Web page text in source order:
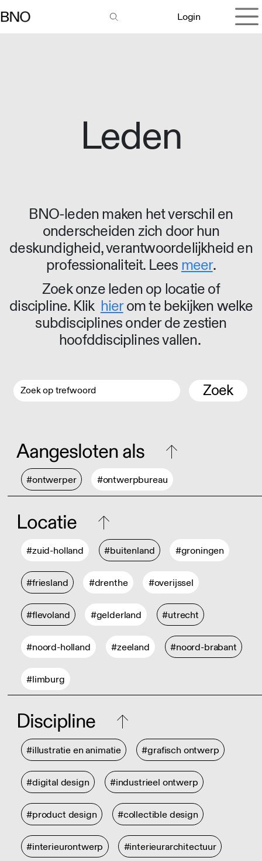
Login
Leden
BNO-leden maken het verschil en
onderscheiden zich door hun
deskundigheid, verantwoordelijkheid en
professionaliteit. Lees meer.
Zoek onze leden op locatie of
discipline. Klik hierom te bekijken welke
subdisciplines onder de zestien
hoofddisciplines vallen.
Zoek
Aangesloten als
#ontwerper #ontwerpbureau
Locatie
#zuid-holland #buitenland #groningen
#friesland #drenthe #overijssel
#flevoland #gelderland #utrecht
#noord-holland #zeeland #noord-brabant
#limburg
Discipline
#illustratie en animatie #grafisch ontwerp
#digital design #industrieel ontwerp
#product design #collectible design
#interieurontwerp #interieurarchitectuur